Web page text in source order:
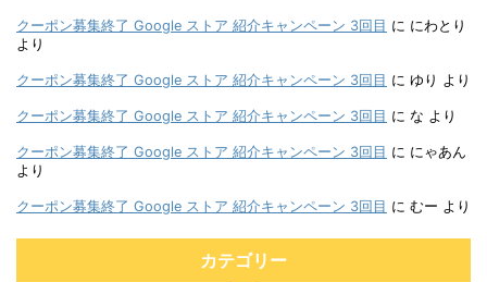
クーポン募集終了 Google ストア 紹介キャンペーン 3回目 に にわとり
より
クーポン募集終了 Google ストア 紹介キャンペーン 3回目 に ゆり より
クーポン募集終了 Google ストア 紹介キャンペーン 3回目 に な より
クーポン募集終了 Google ストア 紹介キャンペーン 3回目 に にゃあん
より
クーポン募集終了 Google ストア 紹介キャンペーン 3回目 に むー より
カテゴリー